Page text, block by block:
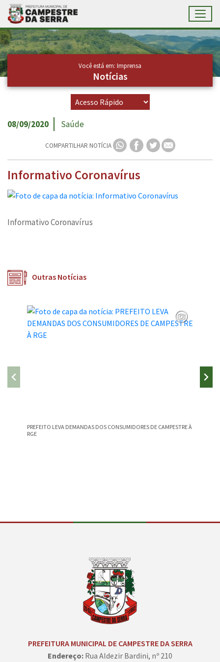
Ir para conteúdo principal
Conteúdo Principal
Você está em: Imprensa
Notícias
08/09/2020 Saúde
COMPARTILHAR NOTÍCIA
Informativo Coronavírus
Informativo Coronavírus
Outras Notícias
PREFEITO LEVA DEMANDAS DOS CONSUMIDORES DE CAMPESTRE À
RGE
PREFEITURA MUNICIPAL DE CAMPESTRE DA SERRA
Endereço: Rua Aldezir Bardini, nº 210